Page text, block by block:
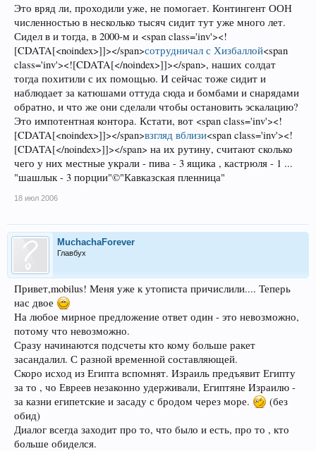
Это вряд ли, проходили уже, не помогает. Контингент ООН
численностью в несколько тысяч сидит тут уже много лет.
Сидел в и тогда, в 2000-м и <span class='inv'><!
[CDATA[<noindex>]]></span>сотрудничал с Хизбаллой<span
class='inv'><![CDATA[</noindex>]]></span>, наших солдат
тогда похитили с их помощью. И сейчас тоже сидит и
наблюдает за катюшами оттуда сюда и бомбами и снарядами
обратно, и что же они сделали чтобы остановить эскалацию?
Это импотентная контора. Кстати, вот <span class='inv'><!
[CDATA[<noindex>]]></span>взгляд вблизи<span class='inv'><!
[CDATA[</noindex>]]></span> на их рутину, считают сколько
чего у них местные украли - пива - 3 ящика , кастрюля - 1 ...
"шашлык - 3 порции"©"Кавказская пленница"
18 июл 2006
MuchachaForever
Главбух
Привет,mobilus! Меня уже к утописта причислили.... Теперь
нас двое
На любое мирное предложение ответ один - это невозможно,
потому что невозможно.
Сразу начинаются подсчеты кто кому больше ракет
засандалил. С разной временной составляющей.
Скоро исход из Египта вспомнят. Израиль предъявит Египту
за то , чо Евреев незаконно удерживали, Египтяне Израилю -
за казни египетские и засаду с бродом через море.
(без
обид)
Диалог всегда заходит про то, что было и есть, про то , кто
больше обиделся.